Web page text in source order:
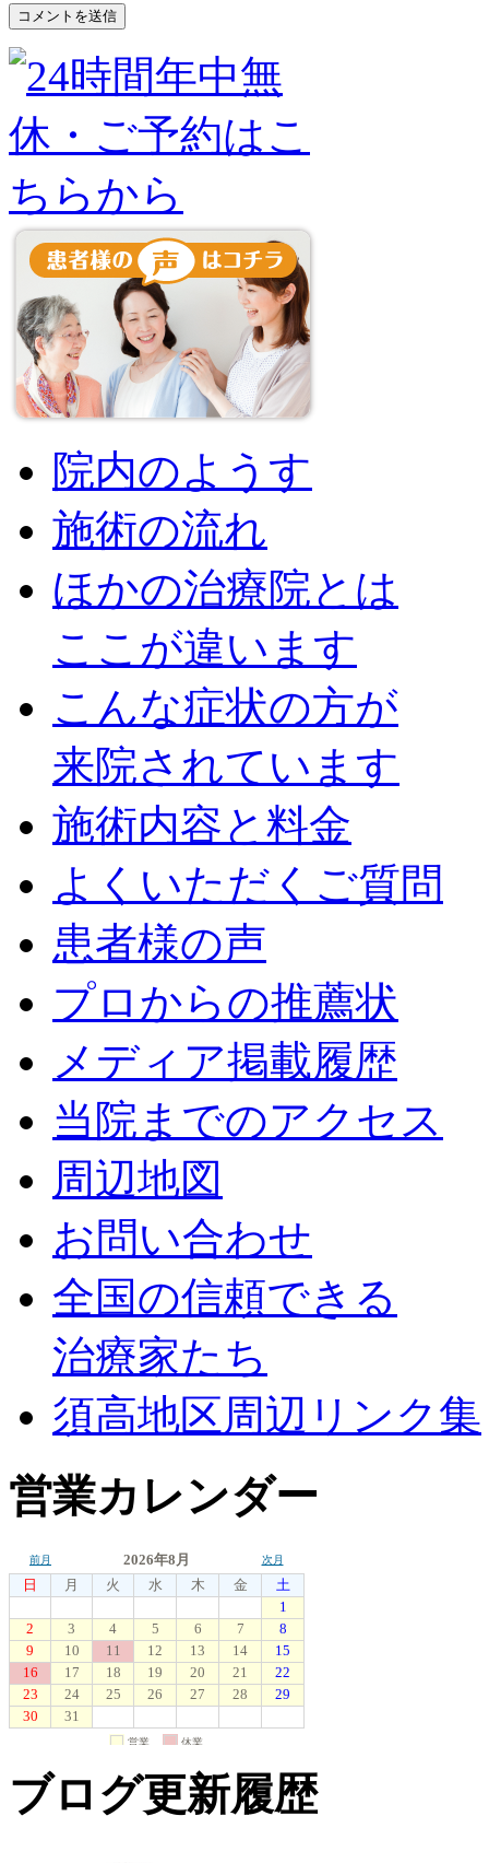
院内のようす
施術の流れ
ほかの治療院とは
ここが違います
こんな症状の方が
来院されています
施術内容と料金
よくいただくご質問
患者様の声
プロからの推薦状
メディア掲載履歴
当院までのアクセス
周辺地図
お問い合わせ
全国の信頼できる
治療家たち
須高地区周辺リンク集
営業カレンダー
ブログ更新履歴